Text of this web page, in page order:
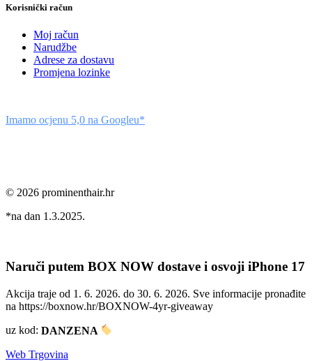
Korisnički račun
Moj račun
Narudžbe
Adrese za dostavu
Promjena lozinke
Imamo ocjenu 5,0 na Googleu*
© 2026 prominenthair.hr
*na dan 1.3.2025.
Naruči putem BOX NOW dostave i osvoji iPhone 17
Akcija traje od 1. 6. 2026. do 30. 6. 2026. Sve informacije pronađite
na https://boxnow.hr/BOXNOW-4yr-giveaway
uz kod: DANZENA
Web Trgovina